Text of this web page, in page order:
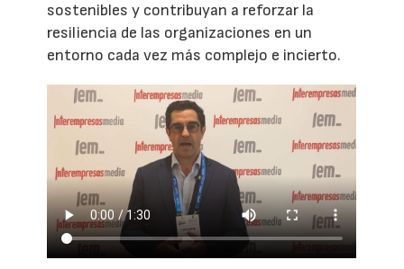
sostenibles y contribuyan a reforzar la
resiliencia de las organizaciones en un
entorno cada vez más complejo e incierto.